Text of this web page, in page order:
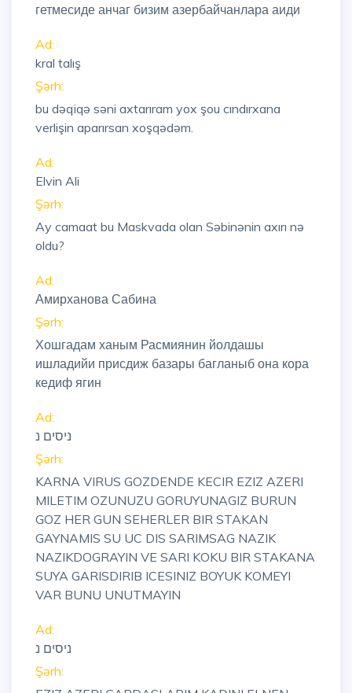
гетмесиде анчаг бизим азербайчанлара аиди
Ad:
kral talış
Şərh:
bu dəqiqə səni axtarıram yox şou cındırxana
verlişin aparırsan xoşqədəm.
Ad:
Elvin Ali
Şərh:
Ay camaat bu Maskvada olan Səbinənin axırı nə
oldu?
Ad:
Амирханова Сабина
Şərh:
Хошгадам ханым Расмиянин йолдашы
ишладийи присдиж базары багланыб она кора
кедиф ягин
Ad:
ניסים נ
Şərh:
KARNA VIRUS GOZDENDE KECIR EZIZ AZERI
MILETIM OZUNUZU GORUYUNAGIZ BURUN
GOZ HER GUN SEHERLER BIR STAKAN
GAYNAMIS SU UC DIS SARIMSAG NAZIK
NAZIKDOGRAYIN VE SARI KOKU BIR STAKANA
SUYA GARISDIRIB ICESINIZ BOYUK KOMEYI
VAR BUNU UNUTMAYIN
Ad:
ניסים נ
Şərh: